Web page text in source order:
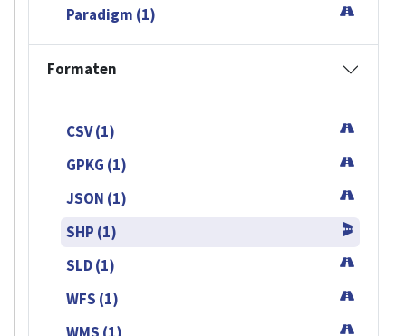
Paradigm (1)
Formaten
CSV (1)
GPKG (1)
JSON (1)
SHP (1)
SLD (1)
WFS (1)